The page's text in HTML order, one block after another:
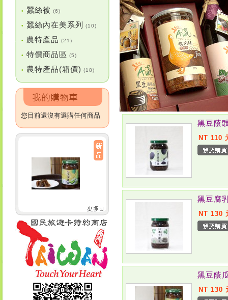
• 蠶絲被 (6)
• 蠶絲內在美系列 (10)
• 農特產品 (21)
• 特價商品區 (5)
• 農特產品(箱價) (18)
您目前還沒有選購任何商品
黑豆蔭
NT 110
黑豆腐
NT 130
黑豆蔭
NT 130